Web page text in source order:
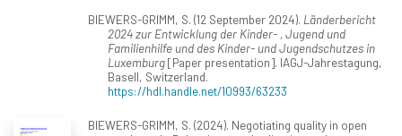
BIEWERS-GRIMM, S. (12 September 2024). Länderbericht
2024 zur Entwicklung der Kinder- , Jugend und
Familienhilfe und des Kinder- und Jugendschutzes in
Luxemburg[Paper presentation]. IAGJ-Jahrestagung,
Basell, Switzerland.
https://hdl.handle.net/10993/63233
BIEWERS-GRIMM, S. (2024). Negotiating quality in open